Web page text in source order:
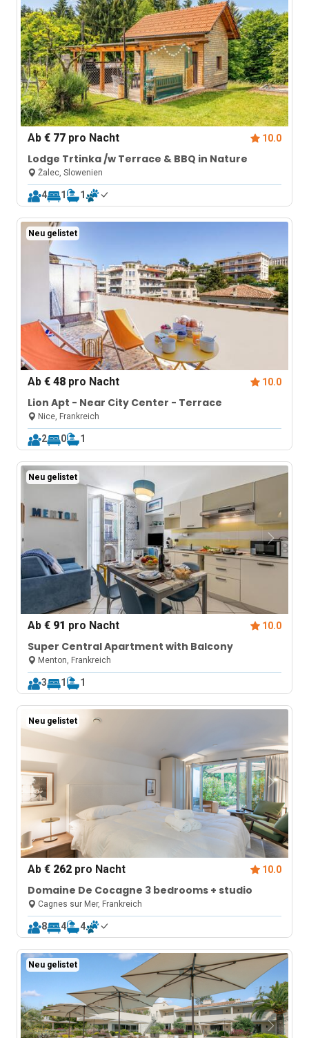
Ab€ 77 pro Nacht 10.0
Lodge Trtinka /w Terrace & BBQ in Nature
Žalec, Slowenien
4 1 1
Neu gelistet
Ab€ 48 pro Nacht 10.0
Lion Apt - Near City Center - Terrace
Nice, Frankreich
2 0 1
Neu gelistet
Ab€ 91 pro Nacht 10.0
Super Central Apartment with Balcony
Menton, Frankreich
3 1 1
Neu gelistet
Ab€ 262 pro Nacht 10.0
Domaine De Cocagne 3 bedrooms + studio
Cagnes sur Mer, Frankreich
8 4 4
Neu gelistet